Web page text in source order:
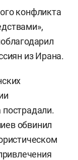
конфликта
из Ирана.
обвинил